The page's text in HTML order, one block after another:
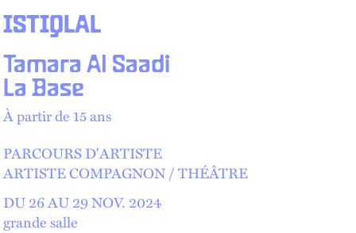
ISTIQLAL
Tamara Al Saadi
La Base
À partir de 15 ans
PARCOURS D'ARTISTE
ARTISTE COMPAGNON
THÉÂTRE
DU 26 AU29NOV. 2024
grande salle